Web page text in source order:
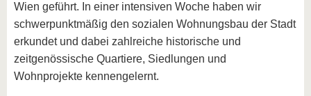
Wien geführt. In einer intensiven Woche haben wir
schwerpunktmäßig den sozialen Wohnungsbau der Stadt
erkundet und dabei zahlreiche historische und
zeitgenössische Quartiere, Siedlungen und
Wohnprojekte kennengelernt.